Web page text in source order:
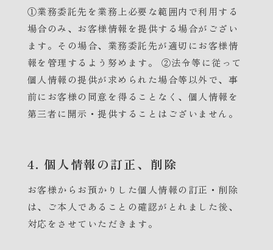
①業務委託先を業務上必要な範囲内で利用する
場合のみ、お客様情報を提供する場合がござい
ます。その場合、業務委託先が適切にお客様情
報を管理するよう努めます。 ②法令等に従って
個人情報の提供が求められた場合等以外で、事
前にお客様の同意を得ることなく、個人情報を
第三者に開示・提供することはございません。
4. 個人情報の訂正、削除
お客様からお預かりした個人情報の訂正・削除
は、ご本人であることの確認がとれました後、
対応をさせていただきます。